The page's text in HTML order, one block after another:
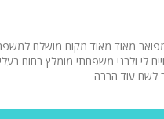
לי ולבני משפחתי מומלץ בחום
לשם עוד הרבה